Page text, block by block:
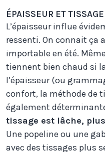
ÉPAISSEUR ET TISSAGE
L’épaisseur influe
ressenti. On connait ça
importable en été.
tiennent bien chaud si
l’épaisseur (ou
confort, la méthode de
également
tissage est lâche,
Une popeline ou une
avec des tissages plus